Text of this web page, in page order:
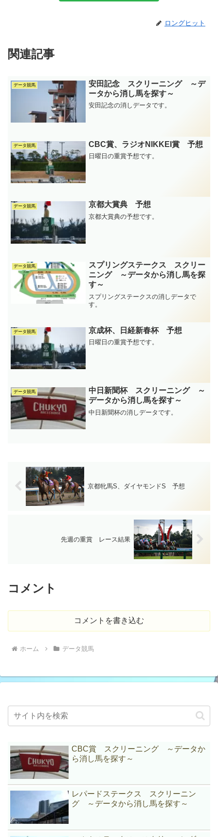
ロングヒット
関連記事
データ競馬
安田記念 スクリーニング ～デ
ータから消し馬を探す～
安田記念の消しデータです。
データ競馬 CBC賞、ラジオNIKKEI賞 予想
日曜日の重賞予想です。
データ競馬 京都大賞典 予想
京都大賞典の予想です。
データ競馬
スプリングステークス スクリー
ニング ～データから消し馬を探
す～
スプリングステークスの消しデータで
す。
データ競馬 京成杯、日経新春杯 予想
日曜日の重賞予想です。
データ競馬
中日新聞杯 スクリーニング ～
データから消し馬を探す～
中日新聞杯の消しデータです。
京都牝馬S、ダイヤモンドS 予想
先週の重賞 レース結果
コメント
コメントを書き込む
ホーム データ競馬
CBC賞 スクリーニング ～データか
ら消し馬を探す～
レパードステークス スクリーニン
グ ～データから消し馬を探す～